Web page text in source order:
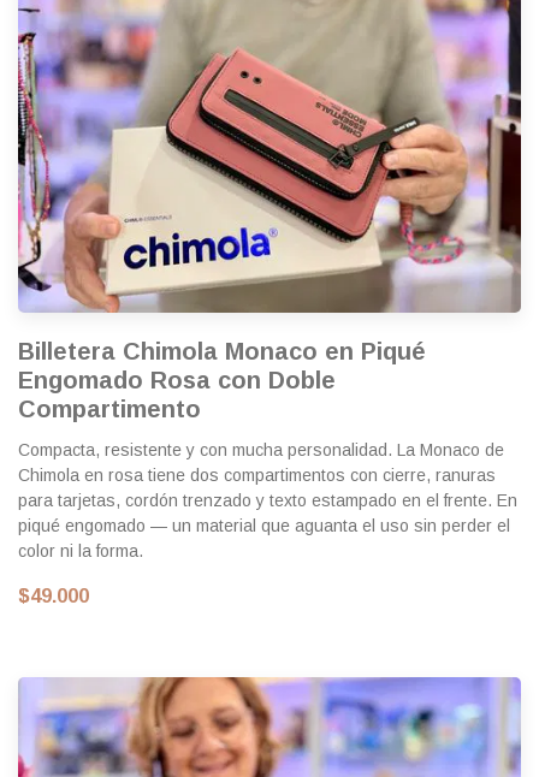
Billetera Chimola Monaco en Piqué
Engomado Rosa con Doble
Compartimento
Compacta, resistente y con mucha personalidad. La Monaco de
Chimola en rosa tiene dos compartimentos con cierre, ranuras
para tarjetas, cordón trenzado y texto estampado en el frente. En
piqué engomado — un material que aguanta el uso sin perder el
color ni la forma.
$49.000